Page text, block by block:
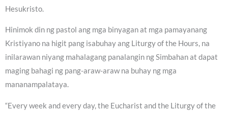
Hesukristo.
Hinimok din ng pastol ang mga binyagan at mga pamayanang
Kristiyano na higit pang isabuhay ang Liturgy of the Hours, na
inilarawan niyang mahalagang panalangin ng Simbahan at dapat
maging bahagi ng pang-araw-araw na buhay ng mga
mananampalataya.
“Every week and every day, the Eucharist and the Liturgy of the